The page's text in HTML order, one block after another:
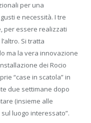
per una
e necessità. I tre
per essere realizzati
Si tratta
ma la vera innovazione
dei Rocio
“case in scatola” in
due settimane dopo
(insieme alle
luogo interessato”.